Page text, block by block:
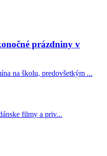
prázdniny v
na školu, predovšetkým ...
filmy a priv...